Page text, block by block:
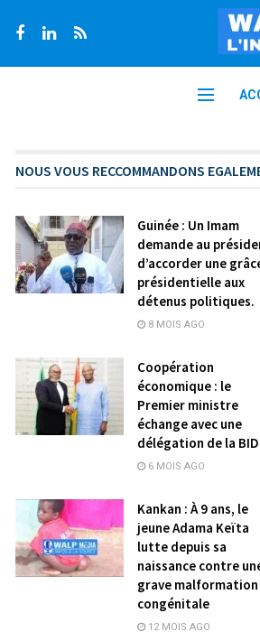
NOUS VOUS RECCOMMANDONS
Guinée : Un Imam
demande au
d’accorder une
présidentielle aux
détenus politiques.
8 MOIS AGO
Coopération
économique : le
Premier ministre
échange avec une
délégation de la
6 MOIS AGO
Kankan : À 9 ans, le
jeune Adama Keïta
lutte depuis sa
naissance contre
grave malformation
congénitale
12 MOIS AGO